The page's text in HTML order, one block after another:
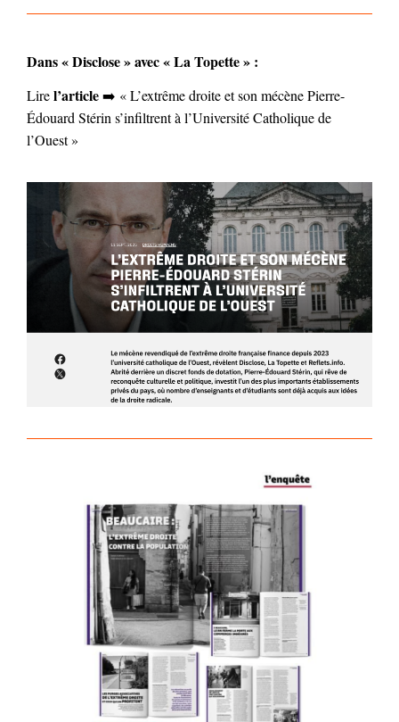
Dans « Disclose » avec « La Topette » :
Lirel’article➡️ « L’extrême droite et son mécène Pierre-
Édouard Stérin s’infiltrent à l’Université Catholique de
l’Ouest »